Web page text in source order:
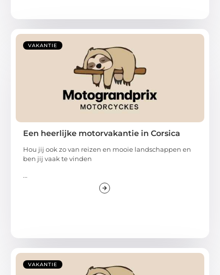
VAKANTIE
Een heerlijke motorvakantie in Corsica
Hou jij ook zo van reizen en mooie landschappen en
ben jij vaak te vinden
...
VAKANTIE